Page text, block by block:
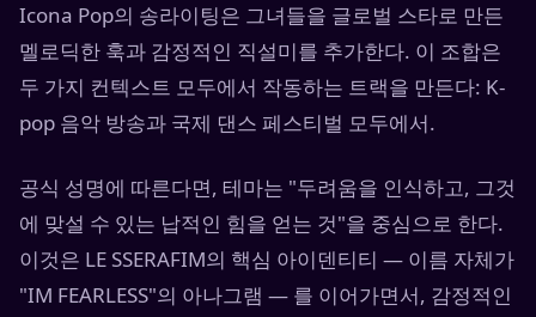
Icona Pop의 송라이팅은 그녀들을 글로벌 스타로 만든
멜로딕한 훅과 감정적인 직설미를 추가한다. 이 조합은
두 가지 컨텍스트 모두에서 작동하는 트랙을 만든다: K-
pop 음악 방송과 국제 댄스 페스티벌 모두에서.
공식 성명에 따른다면, 테마는 "두려움을 인식하고, 그것
에 맞설 수 있는 납적인 힘을 얻는 것"을 중심으로 한다.
이것은 LE SSERAFIM의 핵심 아이덴티티 — 이름 자체가
"IM FEARLESS"의 아나그램 — 를 이어가면서, 감정적인